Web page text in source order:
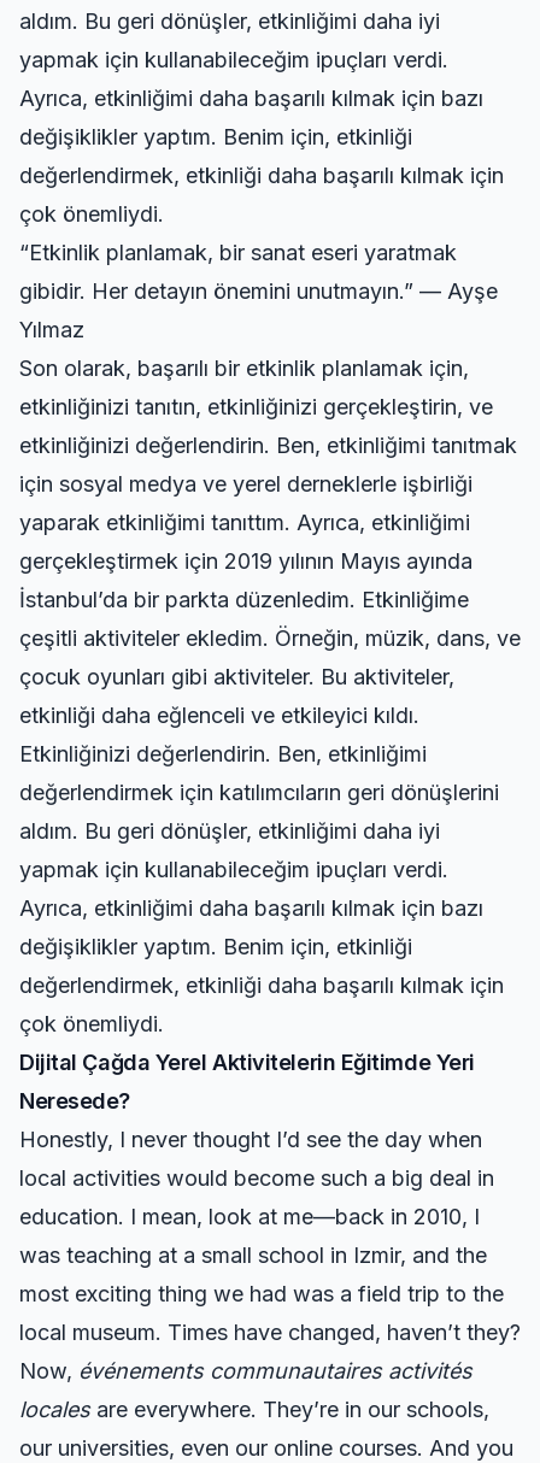
aldım. Bu geri dönüşler, etkinliğimi daha iyi
yapmak için kullanabileceğim ipuçları verdi.
Ayrıca, etkinliğimi daha başarılı kılmak için bazı
değişiklikler yaptım. Benim için, etkinliği
değerlendirmek, etkinliği daha başarılı kılmak için
çok önemliydi.
“Etkinlik planlamak, bir sanat eseri yaratmak
gibidir. Her detayın önemini unutmayın.” — Ayşe
Yılmaz
Son olarak, başarılı bir etkinlik planlamak için,
etkinliğinizi tanıtın, etkinliğinizi gerçekleştirin, ve
etkinliğinizi değerlendirin. Ben, etkinliğimi tanıtmak
için sosyal medya ve yerel derneklerle işbirliği
yaparak etkinliğimi tanıttım. Ayrıca, etkinliğimi
gerçekleştirmek için 2019 yılının Mayıs ayında
İstanbul’da bir parkta düzenledim. Etkinliğime
çeşitli aktiviteler ekledim. Örneğin, müzik, dans, ve
çocuk oyunları gibi aktiviteler. Bu aktiviteler,
etkinliği daha eğlenceli ve etkileyici kıldı.
Etkinliğinizi değerlendirin. Ben, etkinliğimi
değerlendirmek için katılımcıların geri dönüşlerini
aldım. Bu geri dönüşler, etkinliğimi daha iyi
yapmak için kullanabileceğim ipuçları verdi.
Ayrıca, etkinliğimi daha başarılı kılmak için bazı
değişiklikler yaptım. Benim için, etkinliği
değerlendirmek, etkinliği daha başarılı kılmak için
çok önemliydi.
Dijital Çağda Yerel Aktivitelerin Eğitimde Yeri
Neresede?
Honestly, I never thought I’d see the day when
local activities would become such a big deal in
education. I mean, look at me—back in 2010, I
was teaching at a small school in Izmir, and the
most exciting thing we had was a field trip to the
local museum. Times have changed, haven’t they?
Now, événements communautaires activités
localesare everywhere. They’re in our schools,
our universities, even our online courses. And you